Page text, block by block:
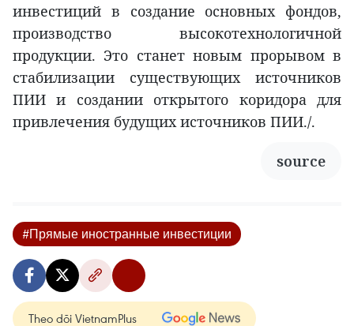
инвестиций в создание основных фондов,
производство высокотехнологичной
продукции. Это станет новым прорывом в
стабилизации существующих источников
ПИИ и создании открытого коридора для
привлечения будущих источников ПИИ./.
source
#Прямые иностранные инвестиции
Theo dõi VietnamPlus